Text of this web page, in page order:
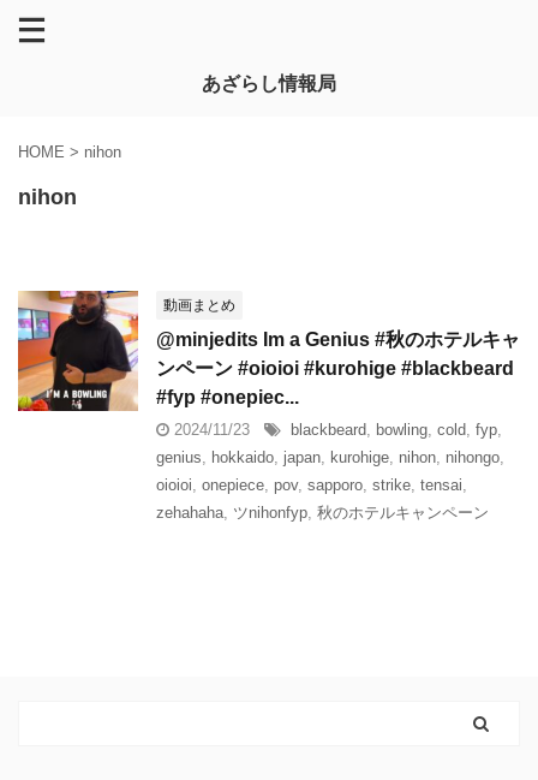
あざらし情報局
HOME > nihon
nihon
動画まとめ
@minjedits Im a Genius #秋のホテルキャ
ンペーン #oioioi #kurohige #blackbeard
#fyp #onepiec...
2024/11/23 blackbeard, bowling, cold, fyp,
genius, hokkaido, japan, kurohige, nihon, nihongo,
oioioi, onepiece, pov, sapporo, strike, tensai,
zehahaha, ツnihonfyp, 秋のホテルキャンペーン